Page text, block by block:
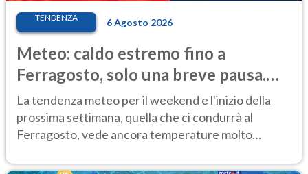
TENDENZA 6 Agosto 2026
Meteo: caldo estremo fino a
Ferragosto, solo una breve pausa.
Ecco dove
La tendenza meteo per il weekend e l'inizio della
prossima settimana, quella che ci condurrà al
Ferragosto, vede ancora temperature molto